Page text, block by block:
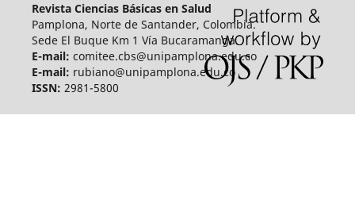
Revista Ciencias Básicas en Salud
Pamplona, Norte de Santander, Colombia.
Sede El Buque Km 1 Vía Bucaramanga.
E-mail: comitee.cbs@unipamplona.edu.co
E-mail: rubiano@unipamplona.edu.co
ISSN: 2981-5800